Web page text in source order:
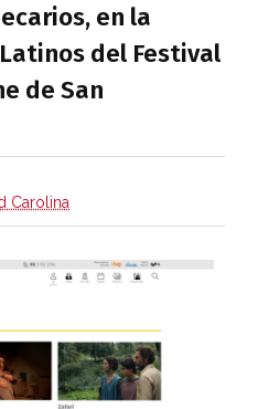
en la
del Festival
de San
Carolina